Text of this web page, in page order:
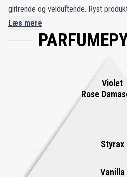
glitrende og velduftende. Ryst
Læs mere
Violet
Rose
Styrax
Vanilla